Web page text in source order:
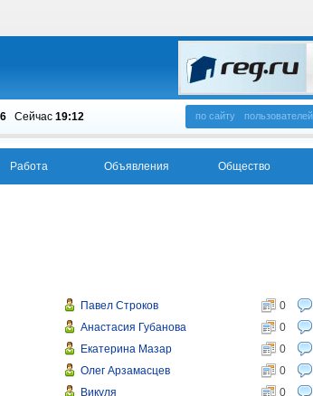
Cейчас 19:12 по сайту пользователей
Работа Объявления Общество
Павел Строков 0
Анастасия Губанова 0
Екатерина Мазар 0
Олег Арзамасцев 0
Викуля 0